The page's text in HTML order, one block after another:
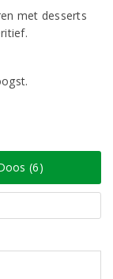
met desserts
(6)